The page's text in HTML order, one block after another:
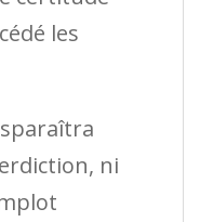
les
ni